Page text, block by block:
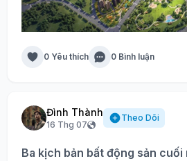
0 Yêu thích 0 Bình luận
Đình Thành
16 Thg 07
Theo Dõi
Ba kịch bản bất động sản cuối